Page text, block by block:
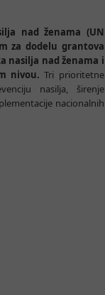
nad ženama (UN
za dodelu grantova
nasilja nad ženama i
nivou. Tri prioritetne
nasilja, širenje
nacionalnih